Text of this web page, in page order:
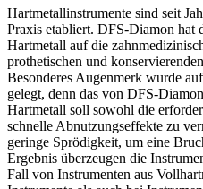
Hartmetallinstrumente sind seit
Praxis etabliert. DFS-Diamon hat
Hartmetall auf die
prothetischen und
Besonderes Augenmerk wurde
gelegt, denn das von DFS-
Hartmetall soll sowohl die
schnelle Abnutzungseffekte zu
geringe Sprödigkeit, um eine
Ergebnis überzeugen die
Fall von Instrumenten aus